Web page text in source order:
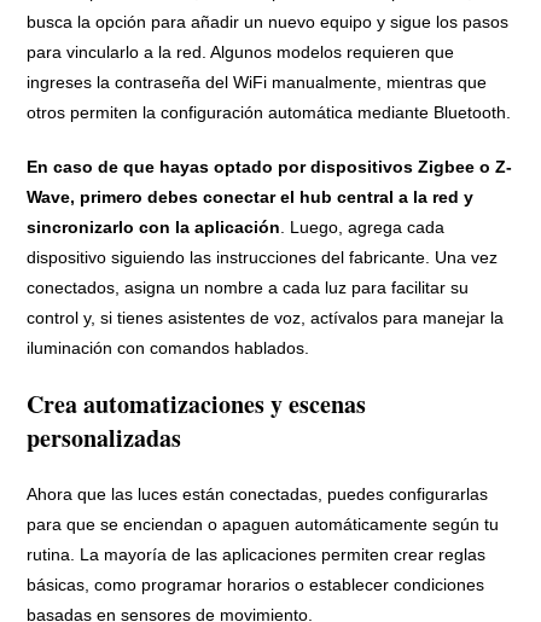
busca la opción para añadir un nuevo equipo y sigue los pasos
para vincularlo a la red. Algunos modelos requieren que
ingreses la contraseña del WiFi manualmente, mientras que
otros permiten la configuración automática mediante Bluetooth.
En caso de que hayas optado por dispositivos Zigbee o Z-
Wave, primero debes conectar el hub central a la red y
sincronizarlo con la aplicación . Luego, agrega cada
dispositivo siguiendo las instrucciones del fabricante. Una vez
conectados, asigna un nombre a cada luz para facilitar su
control y, si tienes asistentes de voz, actívalos para manejar la
iluminación con comandos hablados.
Crea automatizaciones y escenas
personalizadas
Ahora que las luces están conectadas, puedes configurarlas
para que se enciendan o apaguen automáticamente según tu
rutina. La mayoría de las aplicaciones permiten crear reglas
básicas, como programar horarios o establecer condiciones
basadas en sensores de movimiento.